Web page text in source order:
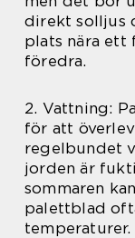
direkt solljus
plats nära ett
föredra.
2. Vattning:
för att
regelbundet
jorden är
sommaren
palettblad
temperaturer.